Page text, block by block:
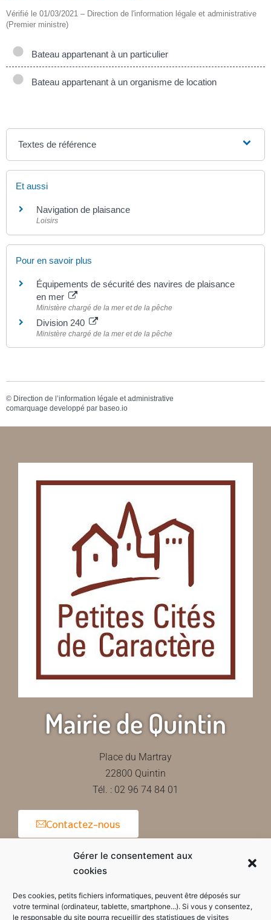
Gérer le consentement aux
cookies
Des cookies, petits fichiers informatiques, peuvent être déposés sur
votre terminal (ordinateur, tablette, smartphone...). Si vous y consentez,
le responsable du site pourra recueillir des statistiques de visites
Vérifié le 01/03/2021 – Direction de l'information légale et administrative
(Premier ministre)
Bateau appartenant à un particulier
Bateau appartenant à un organisme de location
Textes de référence
Et aussi
Navigation de plaisance
Loisirs
Pour en savoir plus
Équipements de sécurité des navires de plaisance
en mer
Ministère chargé de la mer et de la pêche
Division 240
Ministère chargé de la mer et de la pêche
© Direction de l’information légale et administrative
comarquage developpé par baseo.io
Mairie de Quintin
Place du Martray
22800 Quintin
Tél. : 02 96 74 84 01
Contactez-nous
Horaires d'ouverture de la mairie